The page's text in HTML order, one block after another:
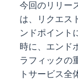
今回のリリー
は、リクエス
ンドポイント
時に、エンド
ラフィックの
トサービス全